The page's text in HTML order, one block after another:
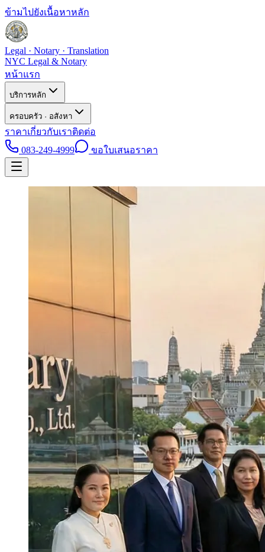
ข้ามไปยังเนื้อหาหลัก
Legal · Notary · Translation
NYC Legal & Notary
หน้าแรก
บริการหลัก
ครอบครัว · อสังหา
ราคาเกี่ยวกับเราติดต่อ
083-249-4999
ขอใบเสนอราคา